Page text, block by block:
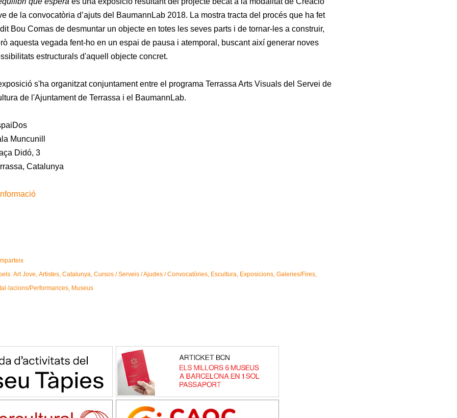
de la convocatòria d’ajuts del BaumannLab 2018. La mostra tracta del procés que ha fet
Bou Comas de desmuntar un objecte en totes les seves parts i de tornar-les a construir,
aquesta vegada fent-ho en un espai de pausa i atemporal, buscant així generar noves
estructurals d'aquell objecte concret.
s'ha organitzat conjuntament entre el programa Terrassa Arts Visuals del Servei de
de l'Ajuntament de Terrassa i el BaumannLab.
Muncunill
Didó, 3
Catalunya
Art Jove Artistes Catalunya Cursos / Serveis / Ajudes / Convocatòries Escultura Exposicions Galeries/Fires
Performances Museus